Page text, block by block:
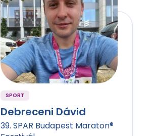
SPORT
Debreceni Dávid
39. SPAR Budapest Maraton®